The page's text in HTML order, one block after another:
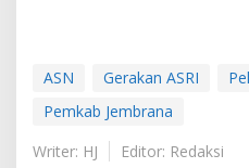
ASN Gerakan ASRI
Pemkab Jembrana
Writer: HJ
Editor: Redaksi